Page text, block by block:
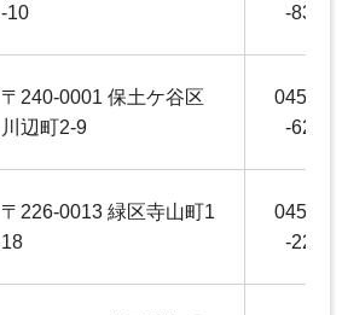
-10 -8347
〒240-0001 保土ケ谷区
川辺町2-9
045-
-6244
〒226-0013 緑区寺山町1
18
045-
-2264